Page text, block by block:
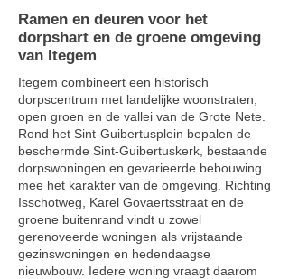
Ramen en deuren voor het
dorpshart en de groene omgeving
van Itegem
Itegem combineert een historisch
dorpscentrum met landelijke woonstraten,
open groen en de vallei van de Grote Nete.
Rond het Sint-Guibertusplein bepalen de
beschermde Sint-Guibertuskerk, bestaande
dorpswoningen en gevarieerde bebouwing
mee het karakter van de omgeving. Richting
Isschotweg, Karel Govaertsstraat en de
groene buitenrand vindt u zowel
gerenoveerde woningen als vrijstaande
gezinswoningen en hedendaagse
nieuwbouw. Iedere woning vraagt daarom